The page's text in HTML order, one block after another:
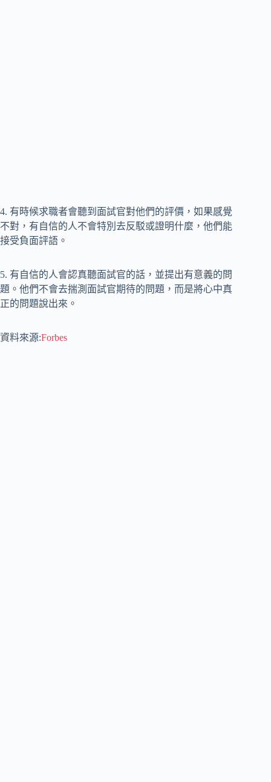
4. 有時候求職者會聽到面試官對他們的評價，如果感覺
不對，有自信的人不會特別去反駁或證明什麼，他們能
接受負面評語。
5. 有自信的人會認真聽面試官的話，並提出有意義的問
題。他們不會去揣測面試官期待的問題，而是將心中真
正的問題說出來。
資料來源:Forbes